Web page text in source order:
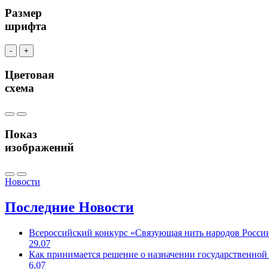
Размер
шрифта
- +
Цветовая
схема
Показ
изображений
Новости
Последние Новости
Всероссийский конкурс «Связующая нить народов
29.07
Как принимается решение о назначении
6.07